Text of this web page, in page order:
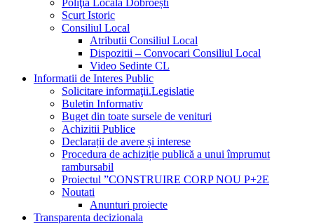
Poliţia Locală Dobroești
Scurt Istoric
Consiliul Local
Atributii Consiliul Local
Dispozitii – Convocari Consiliul Local
Video Sedinte CL
Informatii de Interes Public
Solicitare informaţii.Legislatie
Buletin Informativ
Buget din toate sursele de venituri
Achizitii Publice
Declarații de avere și interese
Procedura de achiziție publică a unui împrumut
rambursabil
Proiectul ”CONSTRUIRE CORP NOU P+2E
Noutati
Anunturi proiecte
Transparenta decizionala